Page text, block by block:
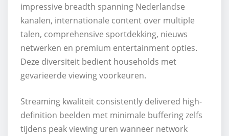
impressive breadth spanning Nederlandse
kanalen, internationale content over multiple
talen, comprehensive sportdekking, nieuws
netwerken en premium entertainment opties.
Deze diversiteit bedient households met
gevarieerde viewing voorkeuren.
Streaming kwaliteit consistently delivered high-
definition beelden met minimale buffering zelfs
tijdens peak viewing uren wanneer network